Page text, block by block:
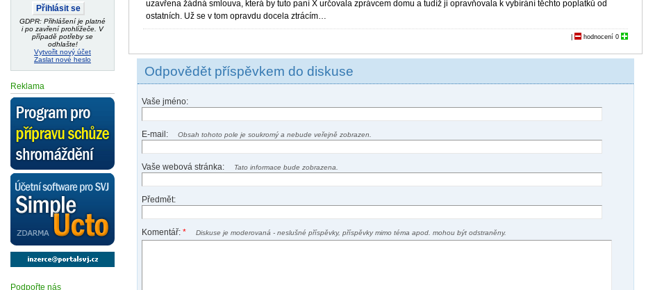
GDPR: Přihlášení je platné
i po zavření prohlížeče. V
případě potřeby se
odhlašte!
Vytvořit nový účet
Zaslat nové heslo
Reklama
Podpořte nás
uzavřena žádná smlouva, která by tuto paní X určovala zprávcem domu a tudíž ji opravňovala k vybírání těchto poplatků od
ostatních. Už se v tom opravdu docela ztrácím…
hodnocení 0
Odpovědět příspěvkem do diskuse
Vaše jméno:
E-mail: Obsah tohoto pole je soukromý a nebude veřejně zobrazen.
Vaše webová stránka: Tato informace bude zobrazena.
Předmět:
Komentář:* Diskuse je moderovaná - neslušné příspěvky, příspěvky mimo téma apod. mohou být odstraněny.